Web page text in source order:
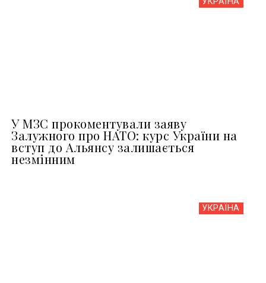
У МЗС прокоментували заяву
Залужного про НАТО: курс України на
вступ до Альянсу залишається
незмінним
УКРАЇНА